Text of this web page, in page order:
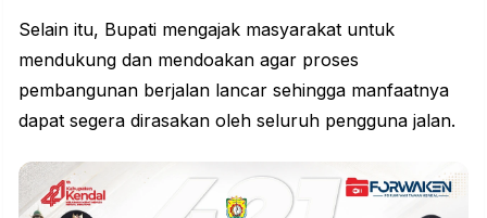
Selain itu, Bupati mengajak masyarakat untuk
mendukung dan mendoakan agar proses
pembangunan berjalan lancar sehingga manfaatnya
dapat segera dirasakan oleh seluruh pengguna jalan.